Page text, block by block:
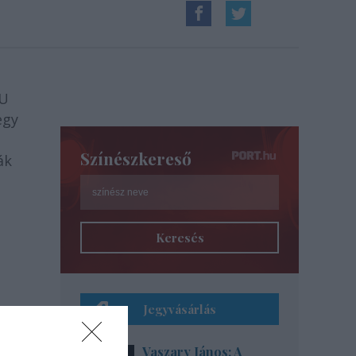
Színészkereső
Keresés
Jegyvásárlás
Vaszary János: A